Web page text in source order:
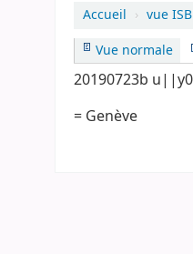
Accueil › vue
Vue normale
20190723b
= Genève